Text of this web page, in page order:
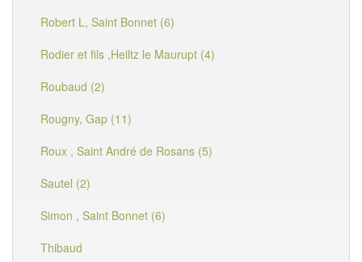
Robert L, Saint Bonnet (6)
Rodier et fils ,Heiltz le Maurupt (4)
Roubaud (2)
Rougny, Gap (11)
Roux , Saint André de Rosans (5)
Sautel (2)
Simon , Saint Bonnet (6)
Thibaud